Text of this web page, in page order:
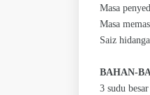
Masa
Masa
Saiz
BAHAN-
3 sudu